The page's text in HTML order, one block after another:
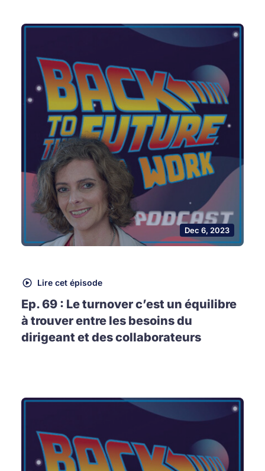
Dec 6, 2023
Lire cet épisode
Ep. 69 : Le turnover c’est un équilibre
à trouver entre les besoins du
dirigeant et des collaborateurs